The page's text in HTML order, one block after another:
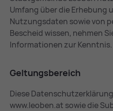
Umfang über die Erhebung
Nutzungsdaten sowie von
Bescheid wissen, nehmen
Informationen zur Kenntnis.
Gel­tungs­be­reich
Diese
www.leoben.at sowie die